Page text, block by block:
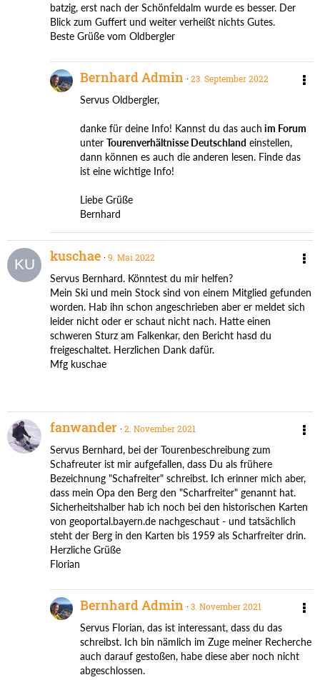
batzig, erst nach der Schönfeldalm wurde es besser. Der
Blick zum Guffert und weiter verheißt nichts Gutes.
Beste Grüße vom Oldbergler
Bernhard Admin 23. September 2022
Servus Oldbergler,
danke für deine Info! Kannst du das auch im Forum
unter Tourenverhältnisse Deutschland einstellen,
dann können es auch die anderen lesen. Finde das
ist eine wichtige Info!
Liebe Grüße
Bernhard
kuschae 9. Mai 2022
Servus Bernhard. Könntest du mir helfen?
Mein Ski und mein Stock sind von einem Mitglied gefunden
worden. Hab ihn schon angeschrieben aber er meldet sich
leider nicht oder er schaut nicht nach. Hatte einen
schweren Sturz am Falkenkar, den Bericht hasd du
freigeschaltet. Herzlichen Dank dafür.
Mfg kuschae
fanwander 2. November 2021
Servus Bernhard, bei der Tourenbeschreibung zum
Schafreuter ist mir aufgefallen, dass Du als frühere
Bezeichnung "Schafreiter" schreibst. Ich erinner mich aber,
dass mein Opa den Berg den "Scharfreiter" genannt hat.
Sicherheitshalber hab ich noch bei den historischen Karten
von geoportal.bayern.de nachgeschaut - und tatsächlich
steht der Berg in den Karten bis 1959 als Scharfreiter drin.
Herzliche Grüße
Florian
Bernhard Admin 3. November 2021
Servus Florian, das ist interessant, dass du das
schreibst. Ich bin nämlich im Zuge meiner Recherche
auch darauf gestoßen, habe diese aber noch nicht
abgeschlossen.